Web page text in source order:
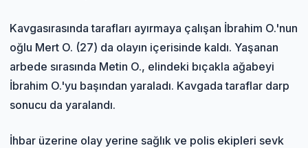
Kavgasırasında tarafları ayırmaya çalışan İbrahim O.'nun
oğlu Mert O. (27) da olayın içerisinde kaldı. Yaşanan
arbede sırasında Metin O., elindeki bıçakla ağabeyi
İbrahim O.'yu başından yaraladı. Kavgada taraflar darp
sonucu da yaralandı.
İhbar üzerine olay yerine sağlık ve polis ekipleri sevk